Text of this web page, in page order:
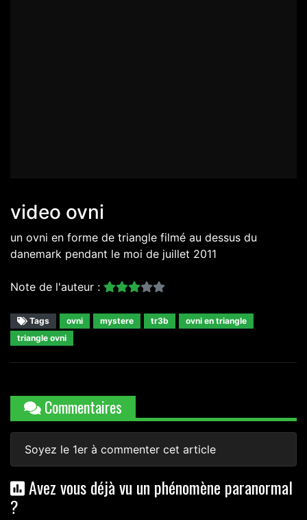
video ovni
un ovni en forme de triangle filmé au dessus du
danemark pendant le moi de juillet 2011
Note de l'auteur :
Tags ovni mystere tr3b
ovni en triangle
triangle ovni
Commentaires
Soyez le 1er à commenter cet article
Avez vous déjà vu un phénomène paranormal
?